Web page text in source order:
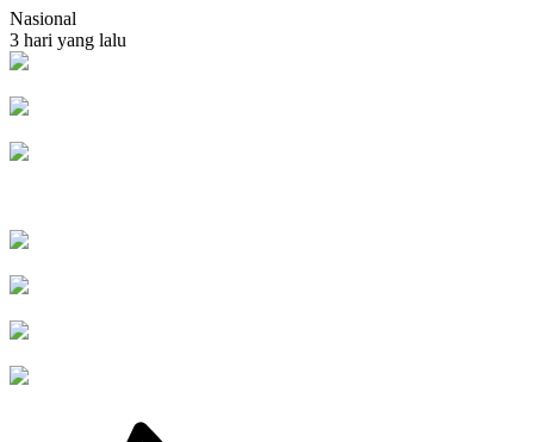
Nasional
3 hari yang lalu